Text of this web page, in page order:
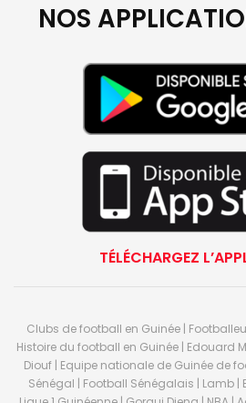
NOS
TÉLÉCHARGEZ
Clubs de football en Guinée |
Histoire du football en Guinée | Edouard
Diouf | Equipe nationale de Guinée de
Sénégal | Football Sénégalais | Lamb |